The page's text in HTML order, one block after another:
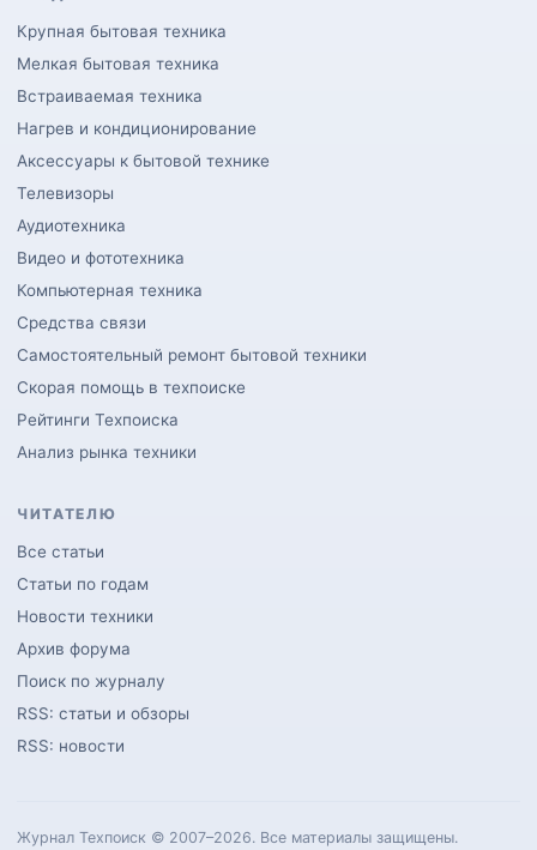
Крупная бытовая техника
Мелкая бытовая техника
Встраиваемая техника
Нагрев и кондиционирование
Аксессуары к бытовой технике
Телевизоры
Аудиотехника
Видео и фототехника
Компьютерная техника
Средства связи
Самостоятельный ремонт бытовой техники
Скорая помощь в техпоиске
Рейтинги Техпоиска
Анализ рынка техники
ЧИТАТЕЛЮ
Все статьи
Статьи по годам
Новости техники
Архив форума
Поиск по журналу
RSS: статьи и обзоры
RSS: новости
Журнал Техпоиск © 2007–2026. Все материалы защищены.